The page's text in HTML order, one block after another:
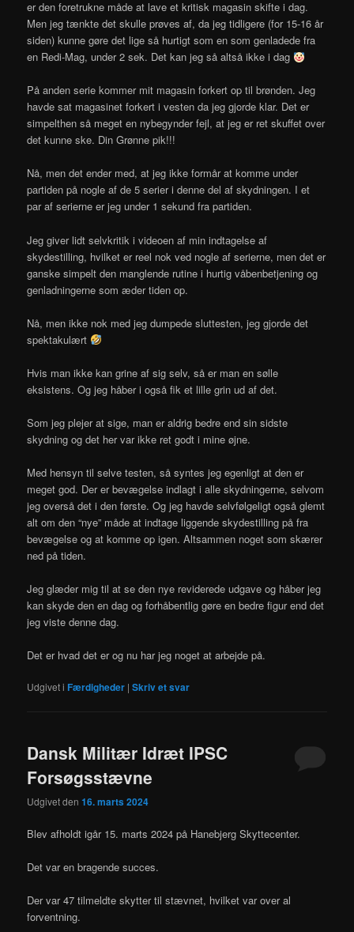
er den foretrukne måde at lave et kritisk magasin skifte i dag.
Men jeg tænkte det skulle prøves af, da jeg tidligere (for 15-16 år
siden) kunne gøre det lige så hurtigt som en som genladede fra
en Redi-Mag, under 2 sek. Det kan jeg så altså ikke i dag
På anden serie kommer mit magasin forkert op til brønden. Jeg
havde sat magasinet forkert i vesten da jeg gjorde klar. Det er
simpelthen så meget en nybegynder fejl, at jeg er ret skuffet over
det kunne ske. Din Grønne pik!!!
Nå, men det ender med, at jeg ikke formår at komme under
partiden på nogle af de 5 serier i denne del af skydningen. I et
par af serierne er jeg under 1 sekund fra partiden.
Jeg giver lidt selvkritik i videoen af min indtagelse af
skydestilling, hvilket er reel nok ved nogle af serierne, men det er
ganske simpelt den manglende rutine i hurtig våbenbetjening og
genladningerne som æder tiden op.
Nå, men ikke nok med jeg dumpede sluttesten, jeg gjorde det
spektakulært
Hvis man ikke kan grine af sig selv, så er man en sølle
eksistens. Og jeg håber i også fik et lille grin ud af det.
Som jeg plejer at sige, man er aldrig bedre end sin sidste
skydning og det her var ikke ret godt i mine øjne.
Med hensyn til selve testen, så syntes jeg egenligt at den er
meget god. Der er bevægelse indlagt i alle skydningerne, selvom
jeg overså det i den første. Og jeg havde selvfølgeligt også glemt
alt om den “nye” måde at indtage liggende skydestilling på fra
bevægelse og at komme op igen. Altsammen noget som skærer
ned på tiden.
Jeg glæder mig til at se den nye reviderede udgave og håber jeg
kan skyde den en dag og forhåbentlig gøre en bedre figur end det
jeg viste denne dag.
Det er hvad det er og nu har jeg noget at arbejde på.
Udgivet i Færdigheder |Skriv et svar
Dansk Militær Idræt IPSC
Forsøgsstævne
Udgivet den16. marts 2024
Blev afholdt igår 15. marts 2024 på Hanebjerg Skyttecenter.
Det var en bragende succes.
Der var 47 tilmeldte skytter til stævnet, hvilket var over al
forventning.